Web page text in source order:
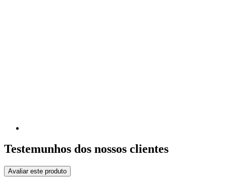
Testemunhos dos nossos clientes
Avaliar este produto